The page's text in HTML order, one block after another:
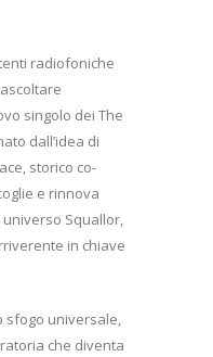
radiofoniche
singolo dei The
dall’idea di
storico co-
e rinnova
universo Squallor,
in chiave
sfogo universale,
che diventa